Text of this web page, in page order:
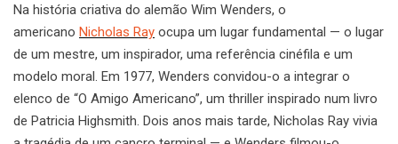
Na história criativa do alemão Wim Wenders, o
americano Nicholas Ray ocupa um lugar fundamental — o lugar
de um mestre, um inspirador, uma referência cinéfila e um
modelo moral. Em 1977, Wenders convidou-o a integrar o
elenco de “O Amigo Americano”, um thriller inspirado num livro
de Patricia Highsmith. Dois anos mais tarde, Nicholas Ray vivia